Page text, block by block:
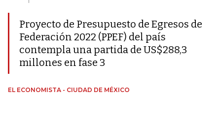
Proyecto de Presupuesto de Egresos de
Federación 2022 (PPEF) del país
contempla una partida de US$288,3
millones en fase 3
EL ECONOMISTA - CIUDAD DE MÉXICO